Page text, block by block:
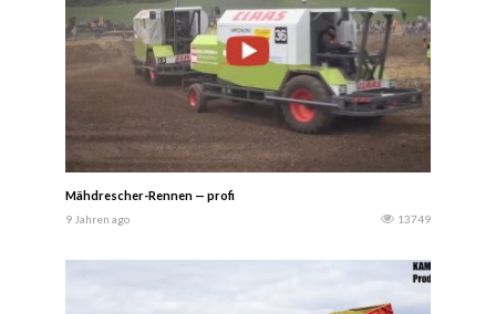
Mähdrescher-Rennen — profi
9 Jahren ago 13749